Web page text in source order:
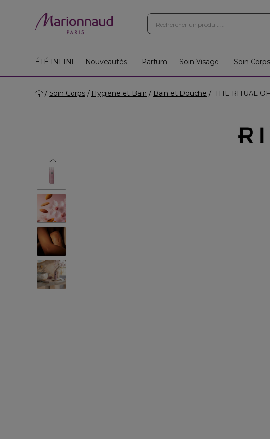
ÉTÉ INFINI Nouveautés Parfum Soin Visage Soin Corps
Soin Corps Hygiène et Bain Bain et Douche THE RITUAL